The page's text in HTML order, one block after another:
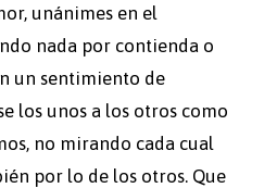
unánimes en el
nada por contienda o
un sentimiento de
los unos a los otros como
no mirando cada cual
por lo de los otros. Que